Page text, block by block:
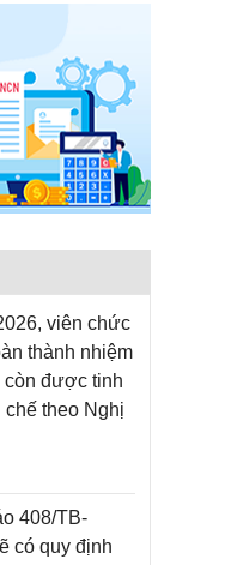
viên chức
thành nhiệm
còn được tinh
chế theo Nghị
408/TB-
có quy định